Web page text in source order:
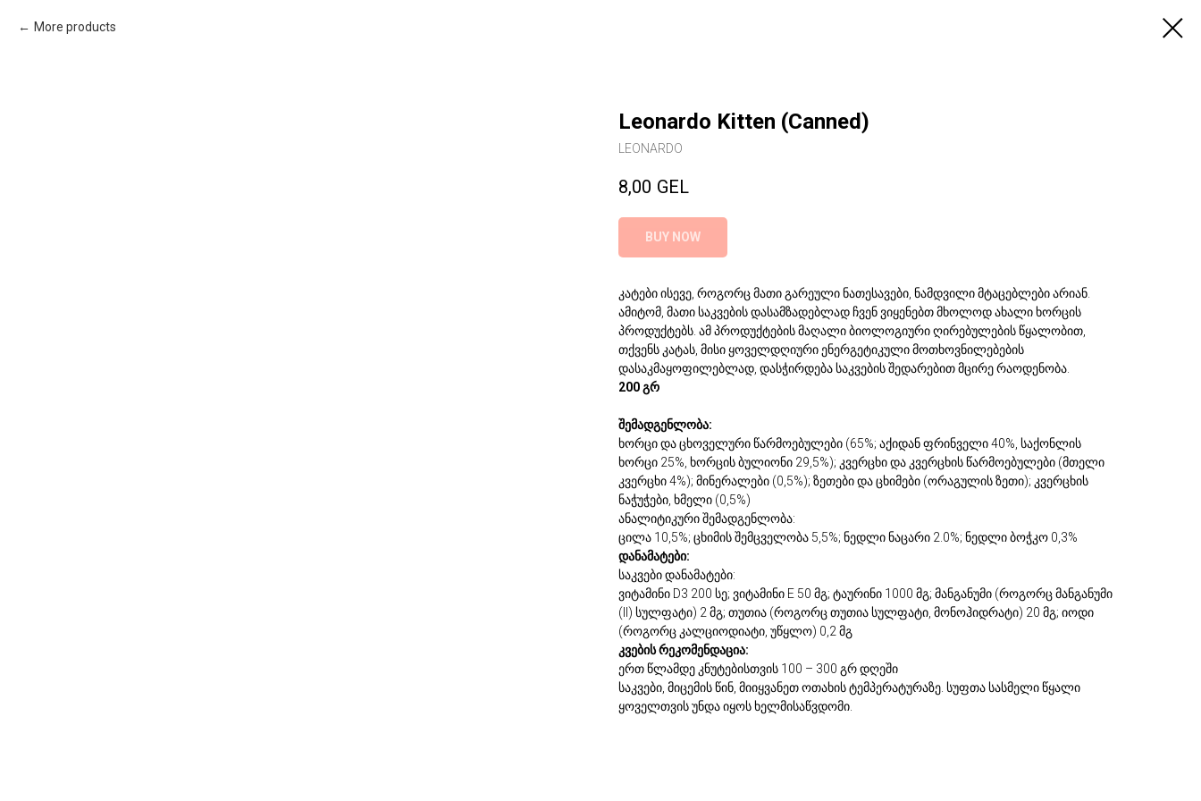
More products
Leonardo Kitten (Canned)
LEONARDO
8,00 GEL
BUY NOW
კატები ისევე, როგორც მათი გარეული ნათესავები, ნამდვილი მტაცებლები არიან.
ამიტომ, მათი საკვების დასამზადებლად ჩვენ ვიყენებთ მხოლოდ ახალი ხორცის
პროდუქტებს. ამ პროდუქტების მაღალი ბიოლოგიური ღირებულების წყალობით,
თქვენს კატას, მისი ყოველდღიური ენერგეტიკული მოთხოვნილებების
დასაკმაყოფილებლად, დასჭირდება საკვების შედარებით მცირე რაოდენობა.
200 გრ
შემადგენლობა:
ხორცი და ცხოველური წარმოებულები (65%; აქიდან ფრინველი 40%, საქონლის
ხორცი 25%, ხორცის ბულიონი 29,5%); კვერცხი და კვერცხის წარმოებულები (მთელი
კვერცხი 4%); მინერალები (0,5%); ზეთები და ცხიმები (ორაგულის ზეთი); კვერცხის
ნაჭუჭები, ხმელი (0,5%)
ანალიტიკური შემადგენლობა:
ცილა 10,5%; ცხიმის შემცველობა 5,5%; ნედლი ნაცარი 2.0%; ნედლი ბოჭკო 0,3%
დანამატები:
საკვები დანამატები:
ვიტამინი D3 200 სე; ვიტამინი E 50 მგ; ტაურინი 1000 მგ; მანგანუმი (როგორც მანგანუმი
(II) სულფატი) 2 მგ; თუთია (როგორც თუთია სულფატი, მონოჰიდრატი) 20 მგ; იოდი
(როგორც კალციოდიატი, უწყლო) 0,2 მგ
კვების რეკომენდაცია:
ერთ წლამდე კნუტებისთვის 100 – 300 გრ დღეში
საკვები, მიცემის წინ, მიიყვანეთ ოთახის ტემპერატურაზე. სუფთა სასმელი წყალი
ყოველთვის უნდა იყოს ხელმისაწვდომი.